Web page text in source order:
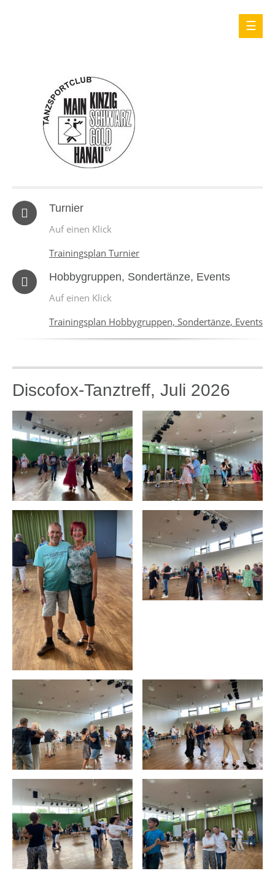
Turnier
Auf einen Klick
Trainingsplan Turnier
Hobbygruppen, Sondertänze, Events
Auf einen Klick
Trainingsplan Hobbygruppen, Sondertänze, Events
Discofox-Tanztreff, Juli 2026